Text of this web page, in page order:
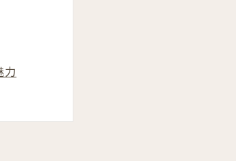
力
事情
選び方